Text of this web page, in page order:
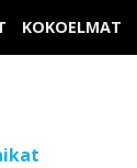
KOKOELMAT